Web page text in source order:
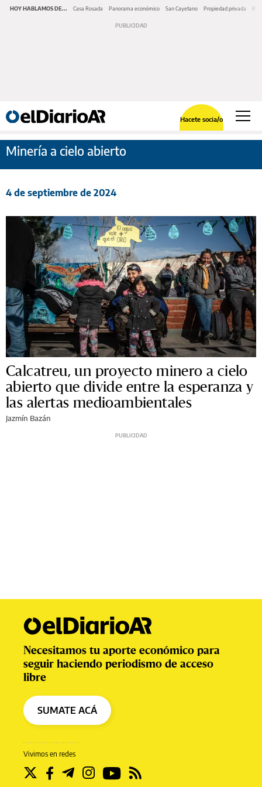
HOY HABLAMOS DE... Casa Rosada Panorama económico San Cayetano Propiedad privada
Hacete socia/o
Minería a cielo abierto
4 de septiembre de 2024
Calcatreu, un proyecto minero a cielo
abierto que divide entre la esperanza y
las alertas medioambientales
Jazmín Bazán
Vivimos en redes
Necesitamos tu aporte económico para
seguir haciendo periodismo de acceso
libre
SUMATE ACÁ